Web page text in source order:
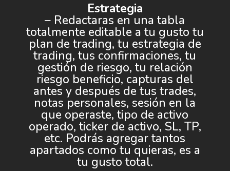
Estrategia
– Redactaras en una tabla
totalmente editable a tu gusto tu
plan de trading, tu estrategia de
trading, tus confirmaciones, tu
gestión de riesgo, tu relación
riesgo beneficio, capturas del
antes y después de tus trades,
notas personales, sesión en la
que operaste, tipo de activo
operado, ticker de activo, SL, TP,
etc. Podrás agregar tantos
apartados como tu quieras, es a
tu gusto total.